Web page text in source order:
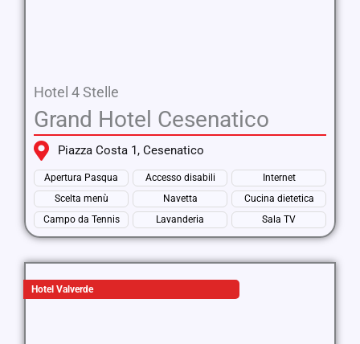
Hotel 4 Stelle
Grand Hotel Cesenatico
Piazza Costa 1, Cesenatico
Apertura Pasqua Accesso disabili
Internet
Scelta menù
Navetta
Cucina dietetica
Campo da Tennis
Lavanderia Sala TV
Hotel Valverde